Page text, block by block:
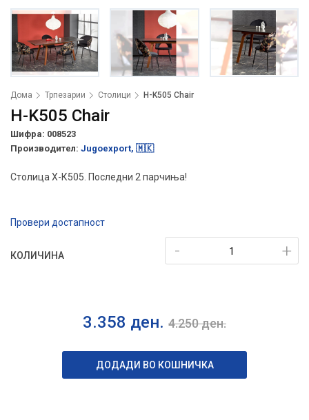
Дома Трпезарии Столици H-K505 Chair
H-K505 Chair
Шифра: 008523
Производител: Jugoexport, 🇲🇰
Столица Х-К505. Последни 2 парчиња!
Провери достапност
КОЛИЧИНА +
-
3.358 ден. 4.250ден.
ДОДАДИ ВО КОШНИЧКА